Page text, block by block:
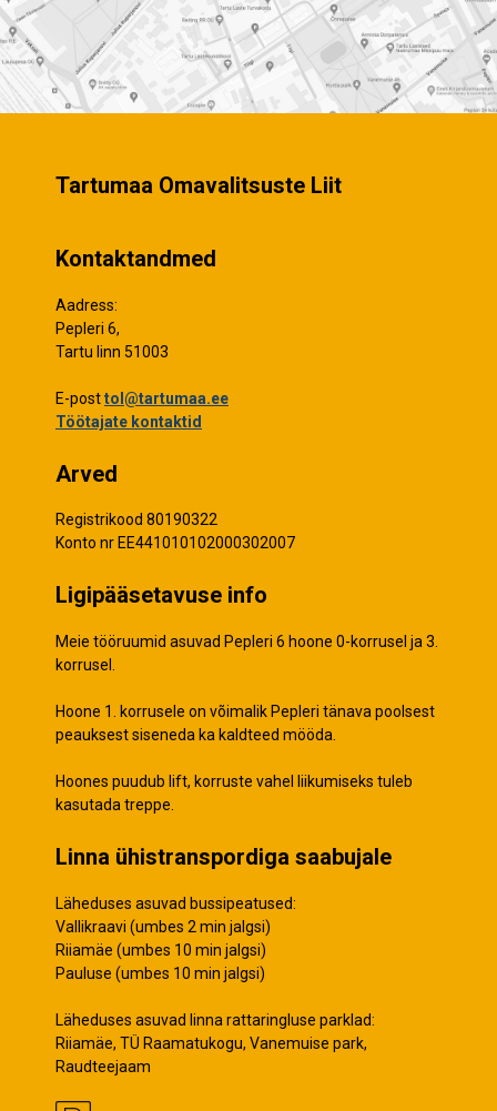
Tartumaa Omavalitsuste Liit
Kontaktandmed
Aadress:
Pepleri 6,
Tartu linn 51003
E-posttol@tartumaa.ee
Töötajate kontaktid
Arved
Registrikood 80190322
Konto nr EE441010102000302007
Ligipääsetavuse info
Meie tööruumid asuvad Pepleri 6 hoone 0-korrusel ja 3.
korrusel.
Hoone 1. korrusele on võimalik Pepleri tänava poolsest
peauksest siseneda ka kaldteed mööda.
Hoones puudub lift, korruste vahel liikumiseks tuleb
kasutada treppe.
Linna ühistranspordiga saabujale
Läheduses asuvad bussipeatused:
Vallikraavi (umbes 2 min jalgsi)
Riiamäe (umbes 10 min jalgsi)
Pauluse (umbes 10 min jalgsi)
Läheduses asuvad linna rattaringluse parklad:
Riiamäe, TÜ Raamatukogu, Vanemuise park,
Raudteejaam